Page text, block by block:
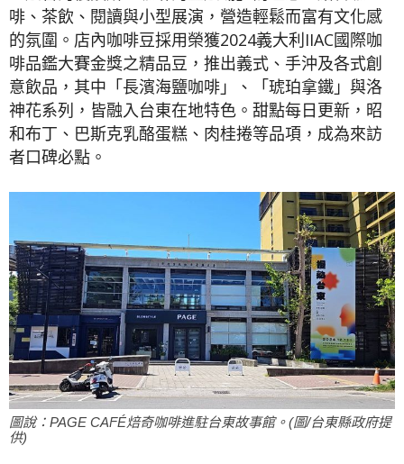
啡、茶飲、閱讀與小型展演，營造輕鬆而富有文化感
的氛圍。店內咖啡豆採用榮獲2024義大利IIAC國際咖
啡品鑑大賽金獎之精品豆，推出義式、手沖及各式創
意飲品，其中「長濱海鹽咖啡」、「琥珀拿鐵」與洛
神花系列，皆融入台東在地特色。甜點每日更新，昭
和布丁、巴斯克乳酪蛋糕、肉桂捲等品項，成為來訪
者口碑必點。
圖說：PAGE CAFÉ焙奇咖啡進駐台東故事館。(圖/台東縣政府提
供)